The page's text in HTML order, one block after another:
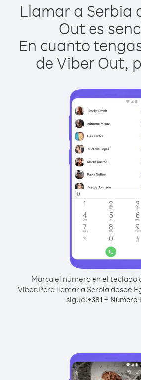
Llamar a Serbia
Out es
En cuanto
de Viber Out,
Marca el número en el teclado
Viber.Para llamar a Serbia desde
sigue:+381+ Número